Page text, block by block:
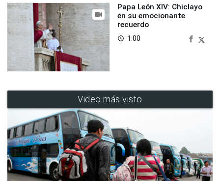
Papa León XIV: Chiclayo
en su emocionante
recuerdo
access_time 1:00
Video más visto